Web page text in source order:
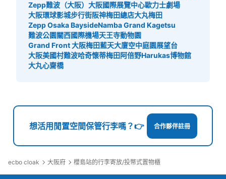
Zepp難波（大阪） 大阪國際展覽中心歐力士劇場
大阪環球影城步行街阪神梅田總店大丸梅田
Zepp Osaka BaysideNamba Grand Kagetsu
難波公園關西國際機場天王寺動物園
Grand Front 大阪梅田藍天大廈空中庭園展望台
大阪美國村難波哈奇懷蒂梅田阿倍野Harukas博物館
大丸心齋橋
想活用閒置空間保管行李嗎？👉 合作夥伴註冊
ecbo cloak 大阪府 櫻島站的行李寄放/投幣式置物櫃